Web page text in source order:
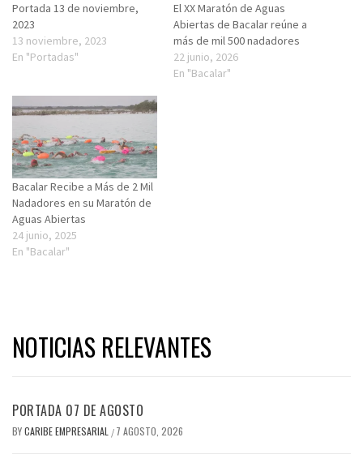
Portada 13 de noviembre,
2023
13 noviembre, 2023
En "Portadas"
El XX Maratón de Aguas
Abiertas de Bacalar reúne a
más de mil 500 nadadores
22 junio, 2026
En "Bacalar"
Bacalar Recibe a Más de 2 Mil
Nadadores en su Maratón de
Aguas Abiertas
24 junio, 2025
En "Bacalar"
NOTICIAS RELEVANTES
PORTADA 07 DE AGOSTO
BYCARIBE EMPRESARIAL / 7 AGOSTO, 2026